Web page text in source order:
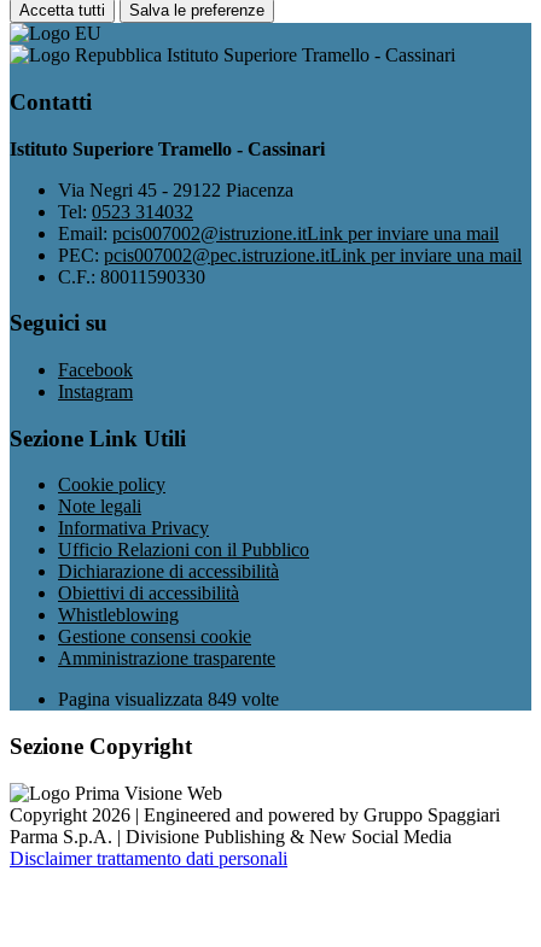
Accetta tutti Salva le preferenze
Istituto Superiore Tramello - Cassinari
Contatti
Istituto Superiore Tramello - Cassinari
Via Negri 45 - 29122 Piacenza
Tel: 0523 314032
Email: pcis007002@istruzione.itLink per inviare una mail
PEC: pcis007002@pec.istruzione.itLink per inviare una mail
C.F.: 80011590330
Seguici su
Facebook
Instagram
Sezione Link Utili
Cookie policy
Note legali
Informativa Privacy
Ufficio Relazioni con il Pubblico
Dichiarazione di accessibilità
Obiettivi di accessibilità
Whistleblowing
Gestione consensi cookie
Amministrazione trasparente
Pagina visualizzata 849 volte
Sezione Copyright
Copyright 2026 | Engineered and powered by Gruppo Spaggiari
Parma S.p.A. | Divisione Publishing & New Social Media
Disclaimer trattamento dati personali